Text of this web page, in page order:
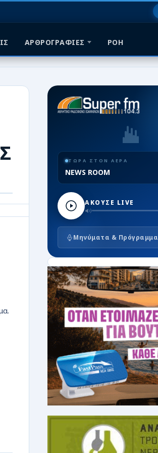
ΑΡΘΡΟΓΡΑΦΙΕΣ ΡΟΗ
ΤΩΡΑ ΣΤΟΝ ΑΕΡΑ
NEWS ROOM
ΑΚΟΥΣΕ LIVE
Μηνύματα & Πρόγραμμα